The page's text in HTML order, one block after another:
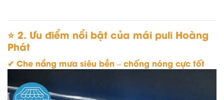
⭐ 2. Ưu điểm nổi bật của mái puli Hoàng
Phát
✔ Che nắng mưa siêu bền – chống nóng cực tốt